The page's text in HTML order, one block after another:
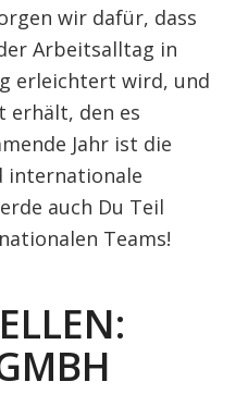
wir dafür, dass
Arbeitsalltag in
erleichtert wird, und
erhält, den es
Jahr ist die
internationale
auch Du Teil
Teams!